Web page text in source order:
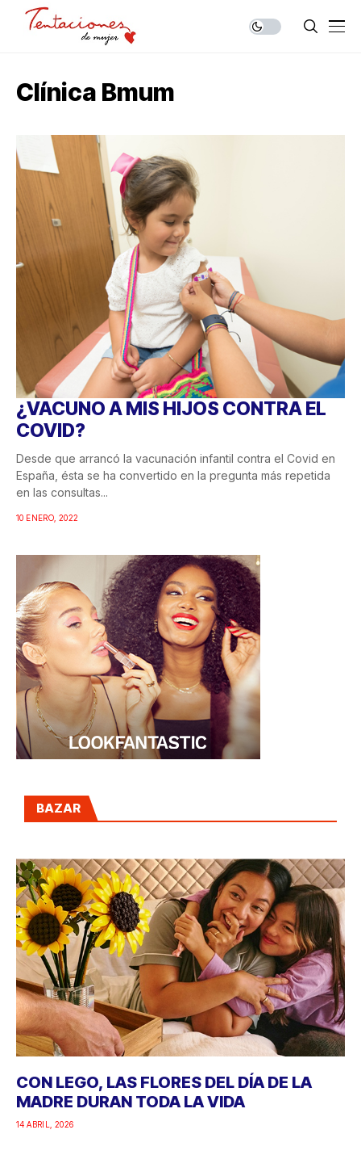
Clínica Bmum
¿VACUNO A MIS HIJOS CONTRA EL
COVID?
Desde que arrancó la vacunación infantil contra el Covid en
España, ésta se ha convertido en la pregunta más repetida
en las consultas...
10 ENERO, 2022
BAZAR
CON LEGO, LAS FLORES DEL DÍA DE LA
MADRE DURAN TODA LA VIDA
14 ABRIL, 2026